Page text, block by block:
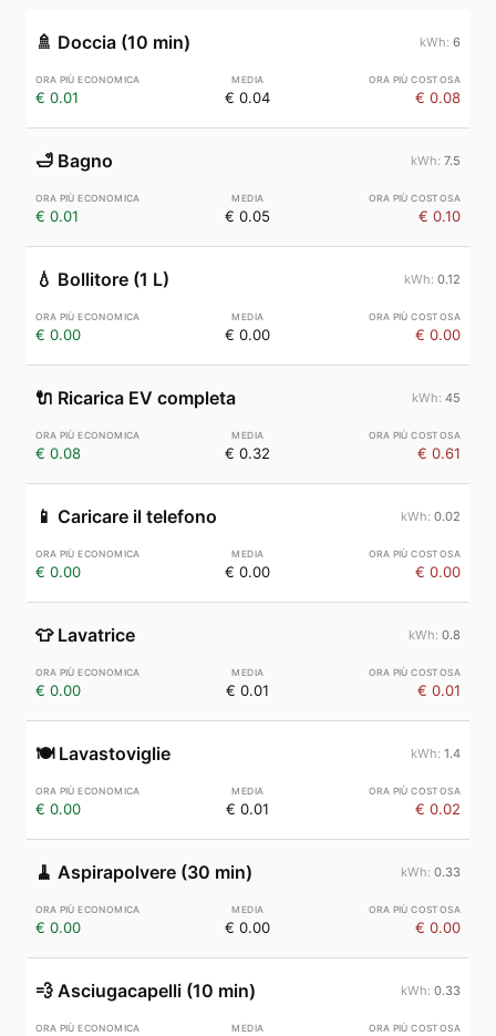
🚿 Doccia (10 min) 6
€ 0.01 € 0.04 € 0.08
🛁 Bagno 7.5
€ 0.01 € 0.05 € 0.10
💧 Bollitore (1 L) 0.12
€ 0.00 € 0.00 € 0.00
🔌 Ricarica EV completa 45
€ 0.08 € 0.32 € 0.61
📱 Caricare il telefono 0.02
€ 0.00 € 0.00 € 0.00
👕 Lavatrice 0.8
€ 0.00 € 0.01 € 0.01
🍽️ Lavastoviglie 1.4
€ 0.00 € 0.01 € 0.02
🧹 Aspirapolvere (30 min) 0.33
€ 0.00 € 0.00 € 0.00
💨 Asciugacapelli (10 min) 0.33